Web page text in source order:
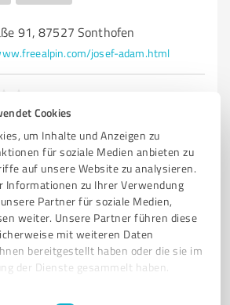
Cookies
um Inhalte und Anzeigen zu
für soziale Medien anbieten zu
auf unsere Website zu analysieren.
Informationen zu Ihrer Verwendung
Partner für soziale Medien,
weiter. Unsere Partner führen diese
mit weiteren Daten
bereitgestellt haben oder die sie im
der Dienste gesammelt haben.
91, 87527 Sonthofen
josef-adam.html
0
Datenbank-
Michael Klems
und
nachhaltigen Erfolg